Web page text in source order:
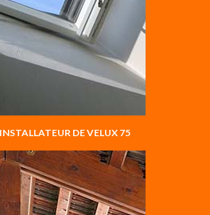
DE VELUX 75